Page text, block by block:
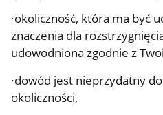
·okoliczność, która ma być
znaczenia dla
udowodniona zgodnie z
·dowód jest nieprzydatny
okoliczności,